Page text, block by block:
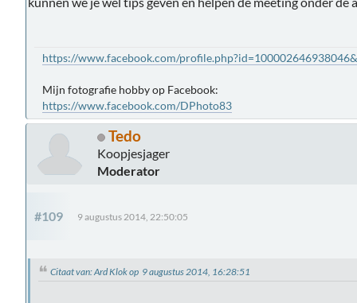
https://www.facebook.com/
Mijn fotografie hobby op Facebook:
https://www.facebook.com/DPhoto83
Tedo
Koopjesjager
Moderator
#109 9 augustus 2014, 22:50:05
Citaat van: Ard Klok op 9 augustus 2014, 16:28:51